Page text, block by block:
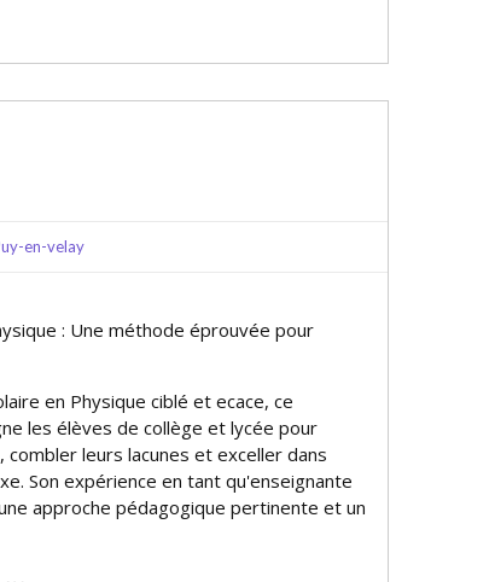
en-velay
: Une méthode éprouvée pour
en Physique ciblé et efficace, ce
les élèves de collège et lycée pour
leurs lacunes et exceller dans
Son expérience en tant qu'enseignante
approche pédagogique pertinente et un